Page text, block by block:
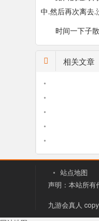
中.然后再次离去.
时间一下子
相关文章
•
•
•
•
•
• 站点地图
声明：本站所有
九游会真人